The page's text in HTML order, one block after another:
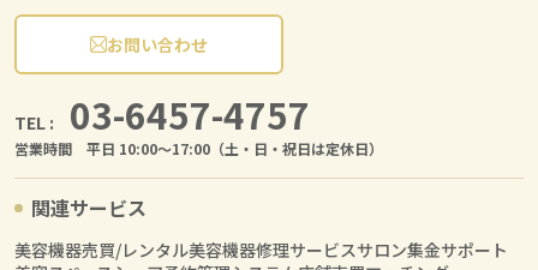
お問い合わせ
TEL : 03-6457-4757
営業時間 平日 10:00〜17:00（土・日・祝日は定休日）
関連サービス
美容機器売買/レンタル美容機器修理サービスサロン集金サポート